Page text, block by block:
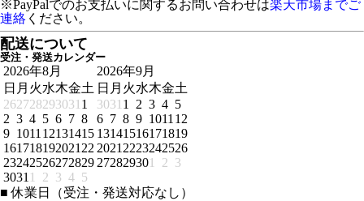
※PayPalでのお支払いに関するお問い合わせは楽天市場までご
連絡 ください。
配送について
受注・発送カレンダー
2026年8月
日 月 火水木金土
262728293031 1
2 3 4 5 6 7 8
9 1011 12131415
161718192021 22
23242526272829
3031 1 2 3 4 5
2026年9月
日 月 火水木金土
3031 1 2 3 4 5
6 7 8 9 1011 12
13141516171819
2021 2223242526
272829301 2 3
■ 休業日（受注・発送対応なし）